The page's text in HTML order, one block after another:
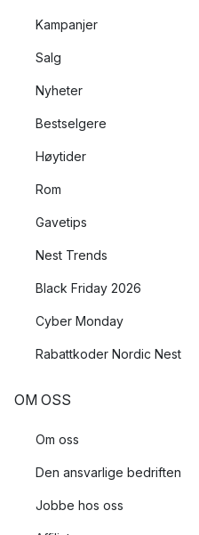
Kampanjer
Salg
Nyheter
Bestselgere
Høytider
Rom
Gavetips
Nest Trends
Black Friday 2026
Cyber Monday
Rabattkoder Nordic Nest
OM OSS
Om oss
Den ansvarlige bedriften
Jobbe hos oss